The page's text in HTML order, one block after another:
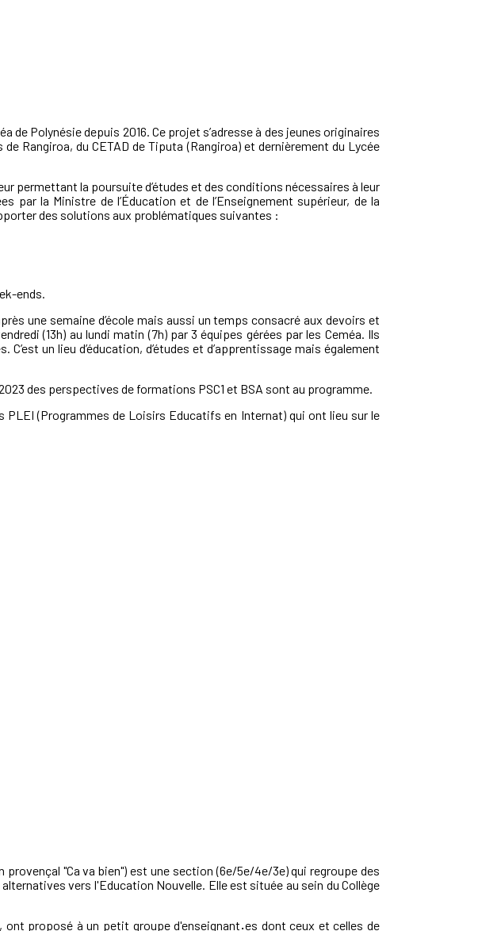
Polynésie depuis 2016. Ce projet s’adresse à des jeunes originaires
Rangiroa, du CETAD de Tiputa (Rangiroa) et dernièrement du Lycée
permettant la poursuite d’études et des conditions nécessaires à leur
la Ministre de l’Éducation et de l’Enseignement supérieur, de la
des solutions aux problématiques suivantes :
ends.
une semaine d’école mais aussi un temps consacré aux devoirs et
(13h) au lundi matin (7h) par 3 équipes gérées par les Ceméa. Ils
un lieu d’éducation, d’études et d’apprentissage mais également
des perspectives de formations PSC1 et BSA sont au programme.
(Programmes de Loisirs Educatifs en Internat) qui ont lieu sur le
"Ca va bien") est une section (6e/5e/4e/3e) qui regroupe des
vers l'Education Nouvelle. Elle est située au sein du Collège
ont proposé à un petit groupe d'enseignant·es dont ceux et celles de